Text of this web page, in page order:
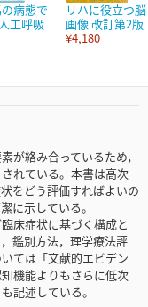
病態で
工呼吸
リハに役立つ脳
画像 改訂第2版
¥4,180
が絡み合っているため，
れている。本書は高次
をどう評価すればよいの
に示している。
床症状に基づく構成と
鑑別方法，理学療法評
ては「文献的エビデン
機能よりもさらに低次
記述している。